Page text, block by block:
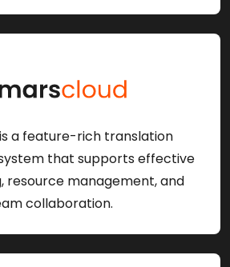
a feature-rich translation
that supports effective
resource management, and
collaboration.